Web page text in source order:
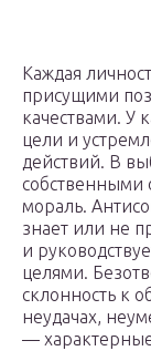
Каждая
присущими
качествами. У
цели и
действий. В
собственными
мораль.
знает или не
и
целями.
склонность к
неудачах,
—